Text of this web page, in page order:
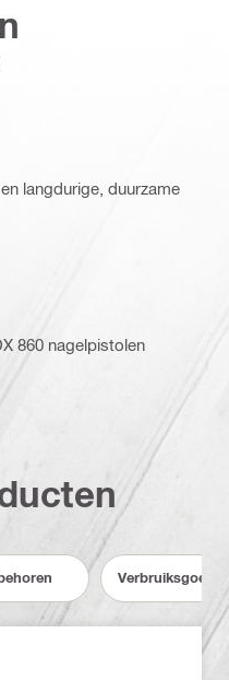
langdurige, duurzame
860 nagelpistolen